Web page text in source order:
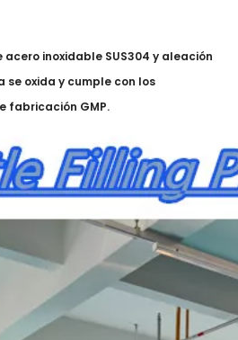
acero inoxidable SUS304 y aleación
se oxida y cumple con los
fabricación GMP.